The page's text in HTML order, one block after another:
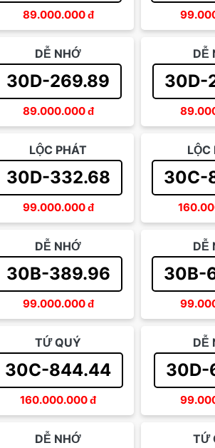
89.000.000đ
DỄ NHỚ
30D-269.89
89.000.000đ
DỄ
30D-
LỘC PHÁT
30D-332.68
99.000.000đ
LỘC
30C-
DỄ NHỚ
30B-389.96
99.000.000đ
DỄ
30B-
TỨ QUÝ
30C-844.44
160.000.000đ
DỄ
30D-
DỄ NHỚ TỨ